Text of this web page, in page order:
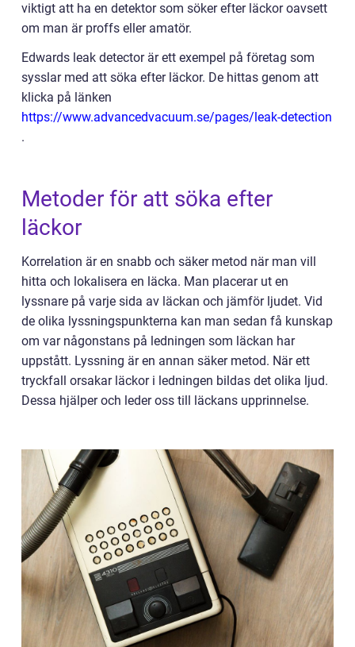
viktigt att ha en detektor som söker efter läckor oavsett
om man är proffs eller amatör.
Edwards leak detector är ett exempel på företag som
sysslar med att söka efter läckor. De hittas genom att
klicka på länken
https://www.advancedvacuum.se/pages/leak-detection
.
Metoder för att söka efter
läckor
Korrelation är en snabb och säker metod när man vill
hitta och lokalisera en läcka. Man placerar ut en
lyssnare på varje sida av läckan och jämför ljudet. Vid
de olika lyssningspunkterna kan man sedan få kunskap
om var någonstans på ledningen som läckan har
uppstått. Lyssning är en annan säker metod. När ett
tryckfall orsakar läckor i ledningen bildas det olika ljud.
Dessa hjälper och leder oss till läckans upprinnelse.